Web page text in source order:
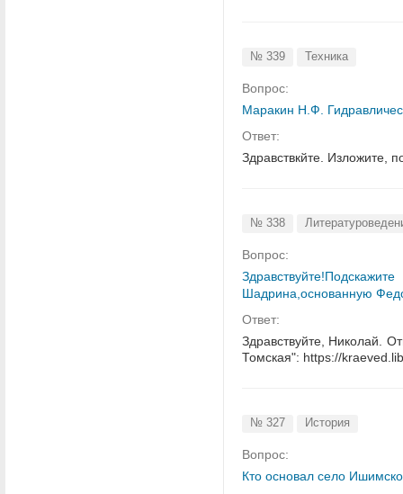
№ 339 Техника
Вопрос:
Маракин Н.Ф.
Ответ:
Здравствкйте. Изложите,
№ 338
Вопрос:
Шадрина,основанную
Ответ:
Здравствуйте, Николай.
Томская": https://
№ 327 История
Вопрос:
Кто основал село